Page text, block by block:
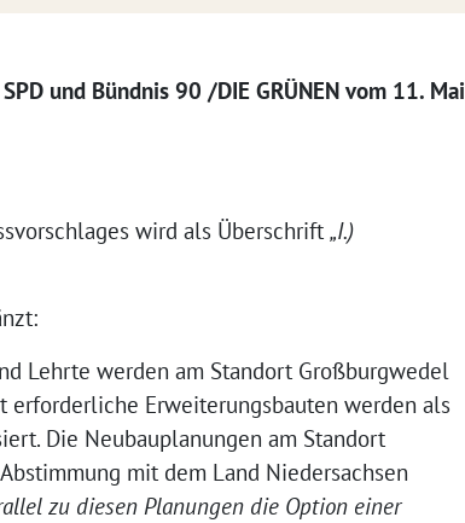
und Bündnis 90 /DIE GRÜNEN vom 11. Mai
wird als Überschrift „I.)
Lehrte werden am Standort Großburgwedel
erforderliche Erweiterungsbauten werden als
Die Neubauplanungen am Standort
mit dem Land Niedersachsen
zu diesen Planungen die Option einer